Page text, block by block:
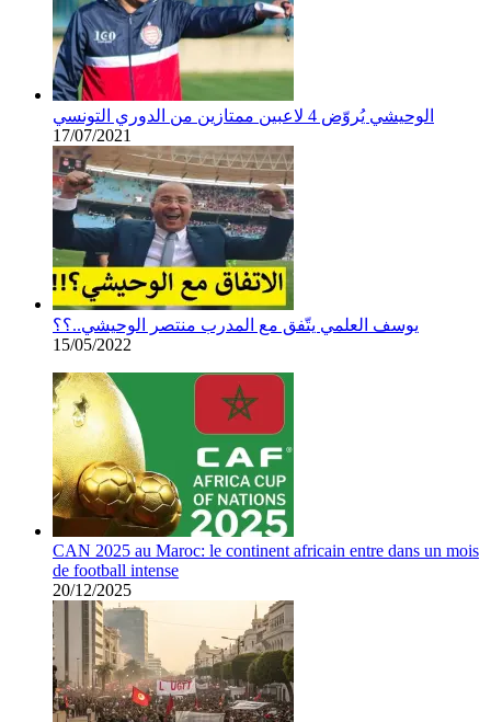
الوحيشي يُروّض 4 لاعبين ممتازين من الدوري التونسي
17/07/2021
يوسف العلمي يتّفق مع المدرب منتصر الوحيشي..؟؟
15/05/2022
CAN 2025 au Maroc: le continent africain entre dans un mois
de football intense
20/12/2025